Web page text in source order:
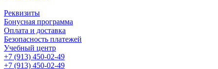
Реквизиты
Бонусная программа
Оплата и доставка
Безопасность платежей
Учебный центр
+7 (913) 450-02-49
+7 (913) 450-02-49